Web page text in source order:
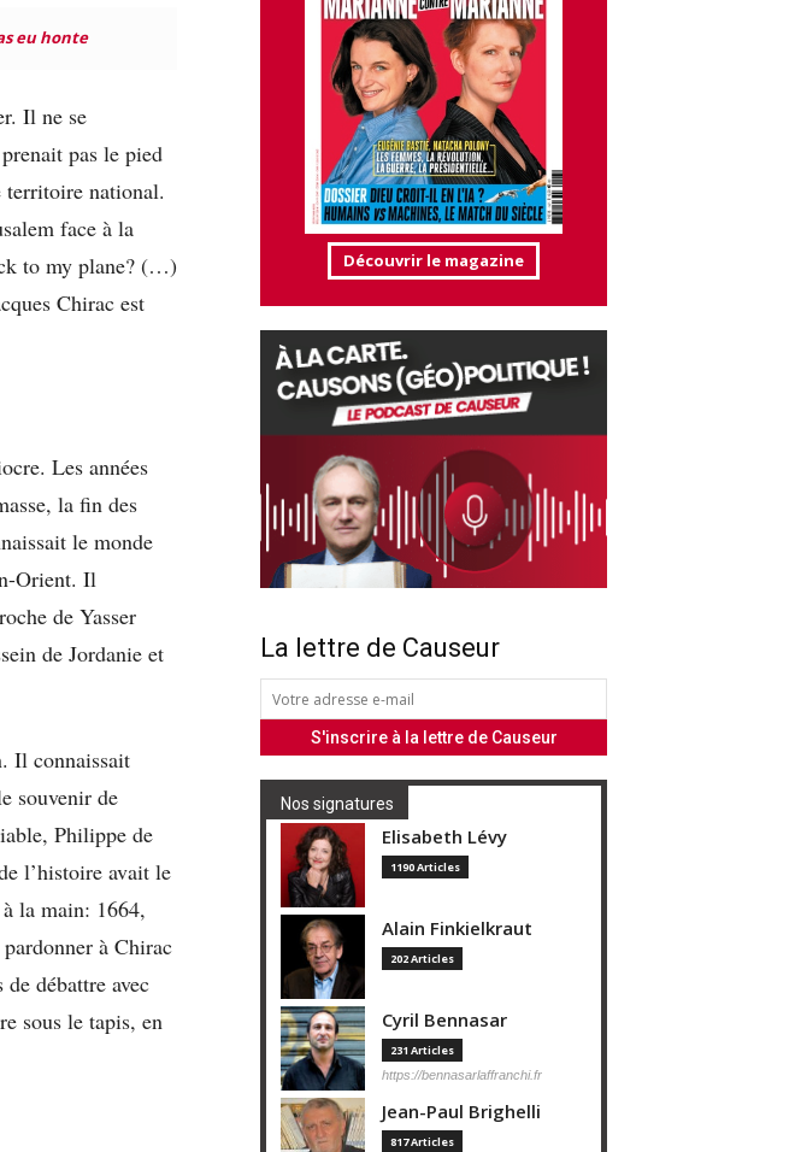
eu honte
Il ne se
pas le pied
territoire national.
face à la
to my plane? (…)
Chirac est
Les années
la fin des
le monde
Orient. Il
de Yasser
de Jordanie et
Il connaissait
souvenir de
Philippe de
l’histoire avait le
la main: 1664,
à Chirac
débattre avec
sous le tapis, en
Découvrir le magazine
La lettre de Causeur
Nos signatures
Elisabeth Lévy
1190 Articles
Alain Finkielkraut
202 Articles
Cyril Bennasar
231 Articles
https://bennasarlaffranchi.fr
Jean-Paul Brighelli
817 Articles